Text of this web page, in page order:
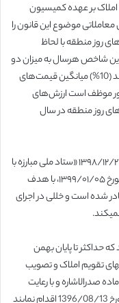
املاک بر عهده کمیسیون
موضوع این قانون را
روز منطقه با لحاظ
شاخص هرسال به میزان دو
واحد درصد افزایش‌یافته و در سال 1399 به ده درصد (10%) میانگین قیمت‌های
موظف است ارزش‌های
قیمت‌های روز منطقه در سال
۲- حکم بند ۴ مصوبه شماره ۱۶۵۲۳۳ جلسه مورخ ۱۳۹۸/۱۲/۲۷ «ستاد ملی مبارزه با
بیماری کرونا» موضوع بخشنامه شماره ۲۰۰/۹۹/۱ مورخ ۱۳۹۹/۰۱/۰۵، با هدف
شده است و خللی در اجرای
که حداکثر تا پایان بهمن
تقویم املاک و تصویب
مطابق مقررات ماده صدرالاشاره و با رعایت